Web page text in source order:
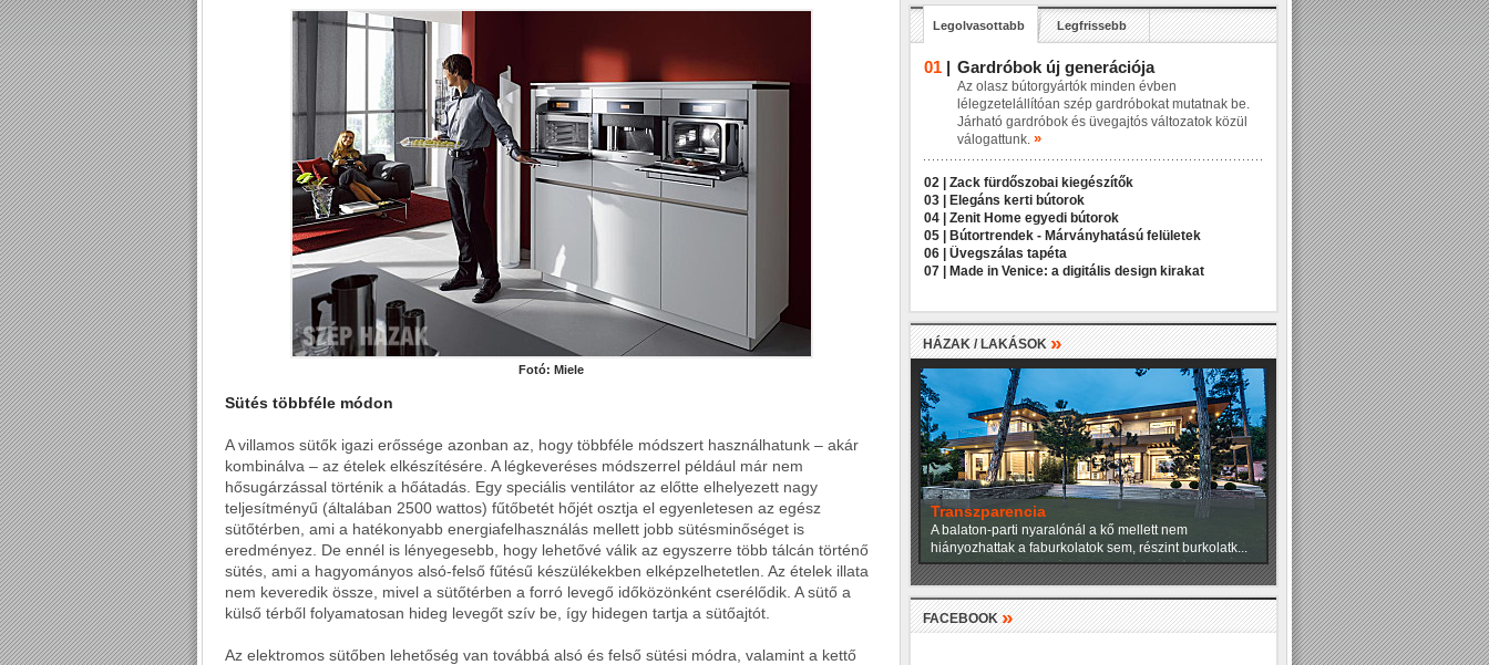
Fotó: Miele
Sütés többféle módon
A villamos sütők igazi erőssége azonban az, hogy többféle módszert használhatunk – akár
kombinálva – az ételek elkészítésére. A légkeveréses módszerrel például már nem
hősugárzással történik a hőátadás. Egy speciális ventilátor az előtte elhelyezett nagy
teljesítményű (általában 2500 wattos) fűtőbetét hőjét osztja el egyenletesen az egész
sütőtérben, ami a hatékonyabb energiafelhasználás mellett jobb sütésminőséget is
eredményez. De ennél is lényegesebb, hogy lehetővé válik az egyszerre több tálcán történő
sütés, ami a hagyományos alsó-felső fűtésű készülékekben elképzelhetetlen. Az ételek illata
nem keveredik össze, mivel a sütőtérben a forró levegő időközönként cserélődik. A sütő a
külső térből folyamatosan hideg levegőt szív be, így hidegen tartja a sütőajtót.
Az elektromos sütőben lehetőség van továbbá alsó és felső sütési módra, valamint a kettő
Legolvasottabb Legfrissebb
01 | Gardróbok új generációja
Az olasz bútorgyártók minden évben
lélegzetelállítóan szép gardróbokat mutatnak be.
Járható gardróbok és üvegajtós változatok közül
válogattunk. »
02 |
Zack fürdőszobai kiegészítők
03 |
Elegáns kerti bútorok
04 |
Zenit Home egyedi bútorok
05 |
Bútortrendek - Márványhatású felületek
06 |
Üvegszálas tapéta
07 |
Made in Venice: a digitális design kirakat
HÁZAK / LAKÁSOK »
Miami hangulat
A neves építésziroda tervezői a családi házat úgy
alkották meg, hogy a fenyők uralta csodálatos...
FACEBOOK»